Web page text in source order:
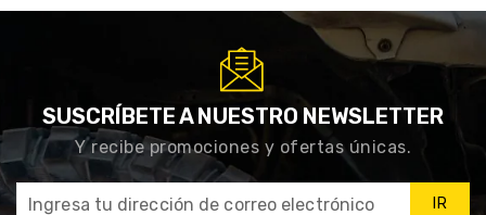
SUSCRÍBETE A NUESTRO NEWSLETTER
Y recibe promociones y ofertas únicas.
IR